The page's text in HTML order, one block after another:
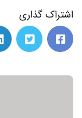
اشتراک گذاری